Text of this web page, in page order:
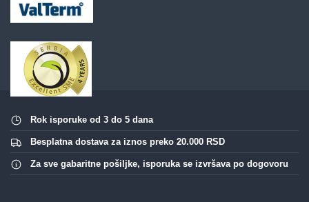
Rok isporuke od 3 do 5 dana
Besplatna dostava za iznos preko 20.000 RSD
Za sve gabaritne pošiljke, isporuka se izvršava po dogovoru